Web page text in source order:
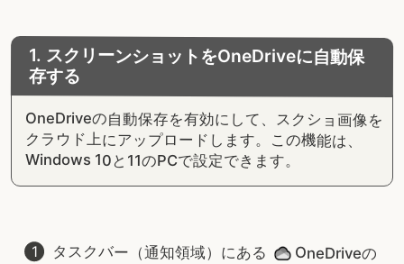
1. スクリーンショットをOneDriveに自動保
存する
OneDriveの自動保存を有効にして、スクショ画像を
クラウド上にアップロードします。この機能は、
Windows 10と11のPCで設定できます。
タスクバー（通知領域）にある OneDriveの